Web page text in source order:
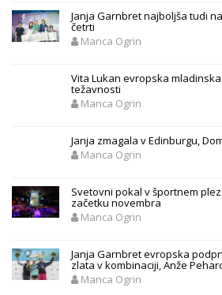
Janja Garnbret najboljša tudi
četrti
Manca Ogrin
Vita Lukan evropska
težavnosti
Manca Ogrin
Janja zmagala v Edinburgu,
Manca Ogrin
Svetovni pokal v športnem
začetku novembra
Manca Ogrin
Janja Garnbret evropska
zlata v kombinaciji, Anže
Manca Ogrin